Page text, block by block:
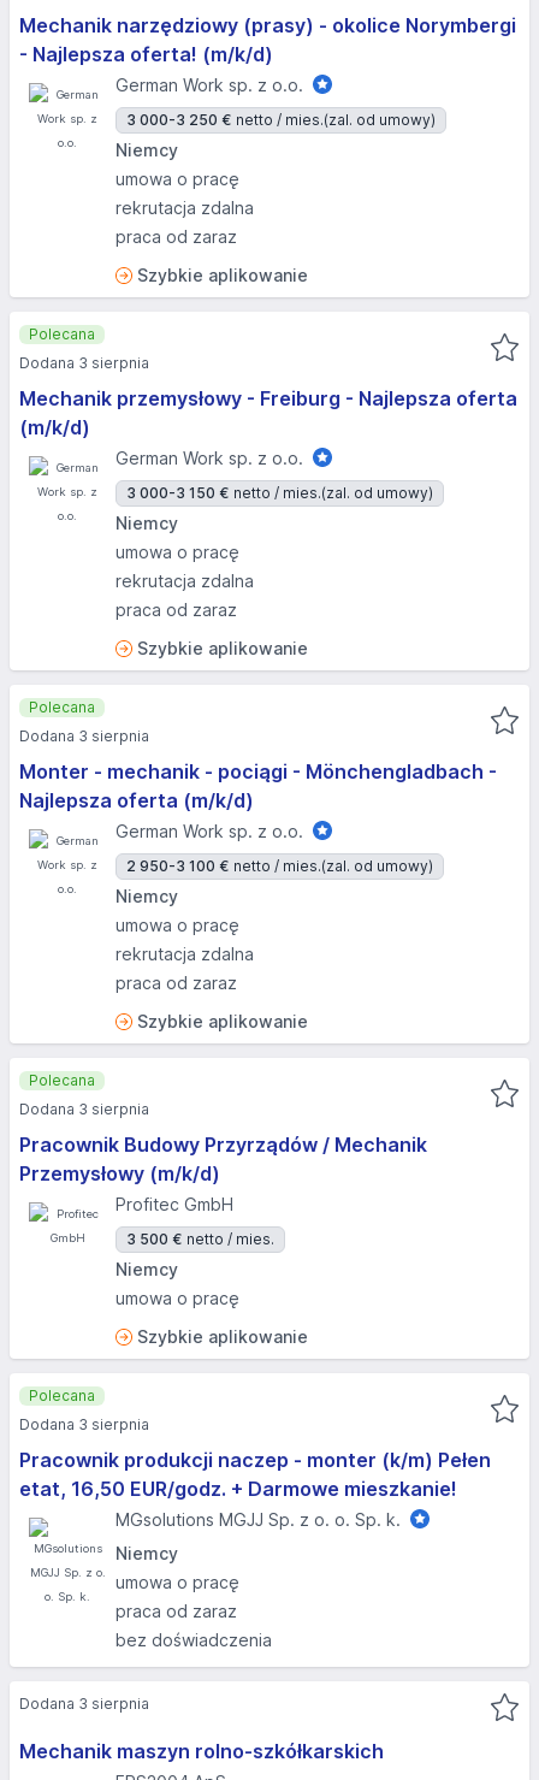
Mechanik narzędziowy (prasy) - okolice Norymbergi
- Najlepsza oferta! (m/k/d)
German Work sp. z o.o.
3 000-3 250 € netto / mies.(zal. od umowy)
Niemcy
umowa o pracę
rekrutacja zdalna
praca od zaraz
Szybkie aplikowanie
Mechanik przemysłowy - Freiburg - Najlepsza oferta
(m/k/d)
German Work sp. z o.o.
3 000-3 150 € netto / mies.(zal. od umowy)
Niemcy
umowa o pracę
rekrutacja zdalna
praca od zaraz
Szybkie aplikowanie
Polecana
Dodana 3 sierpnia
Monter - mechanik - pociągi - Mönchengladbach -
Najlepsza oferta (m/k/d)
German Work sp. z o.o.
2 950-3 100 € netto / mies.(zal. od umowy)
Niemcy
umowa o pracę
rekrutacja zdalna
praca od zaraz
Szybkie aplikowanie
Polecana
Dodana 3 sierpnia
Pracownik Budowy Przyrządów / Mechanik
Przemysłowy (m/k/d)
Profitec GmbH
3 500 € netto / mies.
Niemcy
umowa o pracę
Szybkie aplikowanie
Polecana
Dodana 3 sierpnia
Pracownik produkcji naczep - monter (k/m) Pełen
etat, 16,50 EUR/godz. + Darmowe mieszkanie!
MGsolutions MGJJ Sp. z o. o. Sp. k.
Niemcy
umowa o pracę
praca od zaraz
bez doświadczenia
Polecana
Dodana 3 sierpnia
Mechanik maszyn rolno-szkółkarskich
Dodana 3 sierpnia